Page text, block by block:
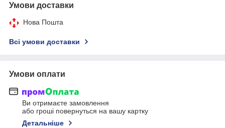
Умови доставки
Нова Пошта
Всі умови доставки
Умови оплати
Ви отримаєте замовлення
або гроші повернуться на вашу картку
Детальніше